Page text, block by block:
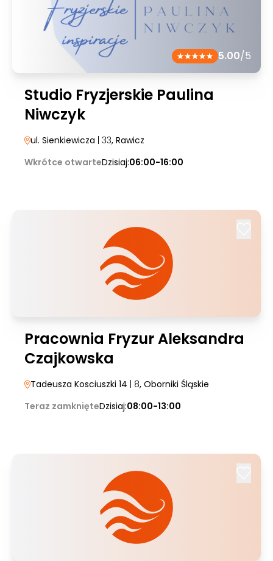
5.00/5
Studio Fryzjerskie Paulina
Niwczyk
ul. Sienkiewicza | 33, Rawicz
Wkrótce otwarteDzisiaj:06:00-16:00
Pracownia Fryzur Aleksandra
Czajkowska
Tadeusza Kosciuszki 14 | 8, Oborniki Śląskie
Teraz zamknięteDzisiaj:08:00-13:00